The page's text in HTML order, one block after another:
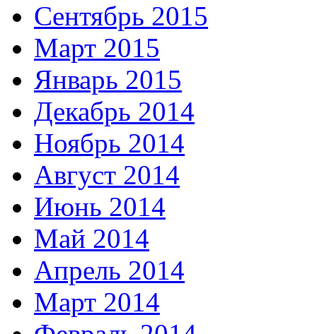
Сентябрь 2015
Март 2015
Январь 2015
Декабрь 2014
Ноябрь 2014
Август 2014
Июнь 2014
Май 2014
Апрель 2014
Март 2014